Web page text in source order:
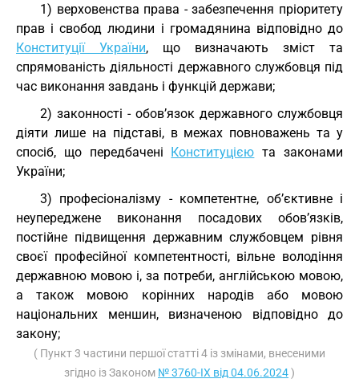
1) верховенства права - забезпечення пріоритету
прав і свобод людини і громадянина відповідно до
Конституції України, що визначають зміст та
спрямованість діяльності державного службовця під
час виконання завдань і функцій держави;
2) законності - обов’язок державного службовця
діяти лише на підставі, в межах повноважень та у
спосіб, що передбачені Конституцією та законами
України;
3) професіоналізму - компетентне, об’єктивне і
неупереджене виконання посадових обов’язків,
постійне підвищення державним службовцем рівня
своєї професійної компетентності, вільне володіння
державною мовою і, за потреби, англійською мовою,
а також мовою корінних народів або мовою
національних меншин, визначеною відповідно до
закону;
( Пункт 3 частини першої статті 4 із змінами, внесеними
згідно із Законом № 3760-IX від 04.06.2024)